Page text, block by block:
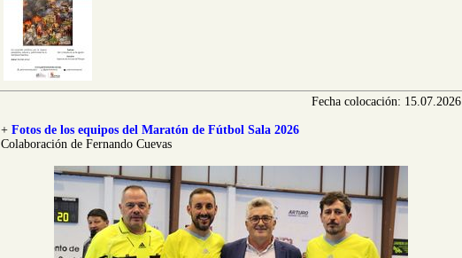
Fecha colocación: 15.07.2026
+ Fotos de los equipos del Maratón de Fútbol Sala 2026
Colaboración de Fernando Cuevas